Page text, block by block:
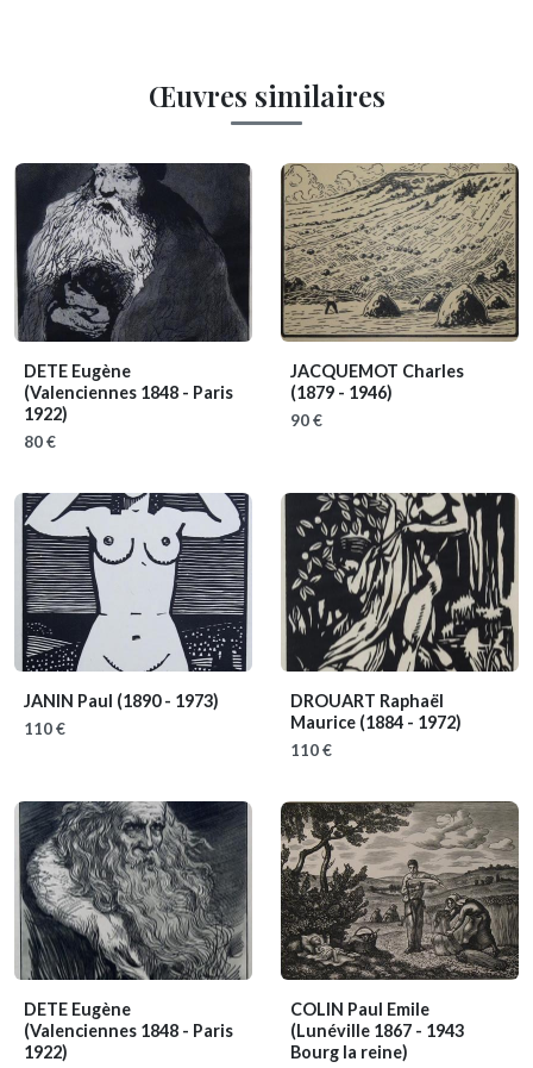
Œuvres similaires
DETE Eugène
(Valenciennes 1848 - Paris
1922)
80 €
JACQUEMOT Charles
(1879 - 1946)
90 €
JANIN Paul (1890 - 1973)
110 €
DROUART Raphaël
Maurice (1884 - 1972)
110 €
DETE Eugène
(Valenciennes 1848 - Paris
1922)
COLIN Paul Emile
(Lunéville 1867 - 1943
Bourg la reine)